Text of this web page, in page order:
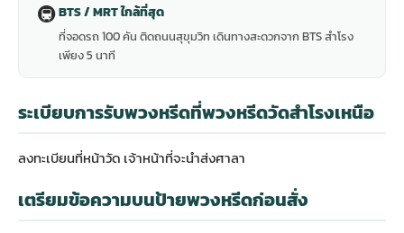
🚇BTS / MRT ใกล้ที่สุด
ที่จอดรถ 100 คัน ติดถนนสุขุมวิท เดินทางสะดวกจาก BTS สำโรง
เพียง 5 นาที
ระเบียบการรับพวงหรีดที่พวงหรีดวัดสำโรงเหนือ
ลงทะเบียนที่หน้าวัด เจ้าหน้าที่จะนำส่งศาลา
เตรียมข้อความบนป้ายพวงหรีดก่อนสั่ง